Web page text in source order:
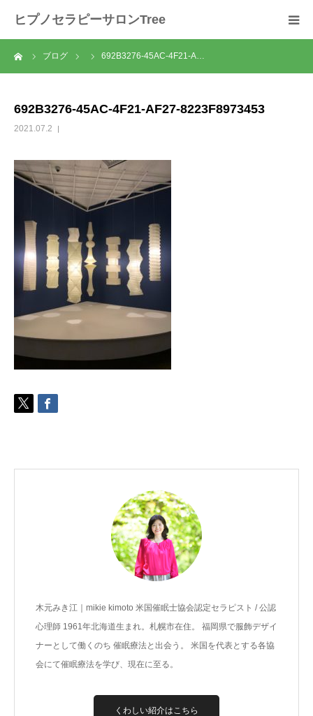
ヒプノセラピーサロンTree
ブログ 692B3276-45AC-4F21-A…
692B3276-45AC-4F21-AF27-8223F8973453
2021.07.2
木元みき江｜mikie kimoto 米国催眠士協会認定セラピスト / 公認
心理師 1961年北海道生まれ。札幌市在住。 福岡県で服飾デザイ
ナーとして働くのち 催眠療法と出会う。 米国を代表とする各協
会にて催眠療法を学び、現在に至る。
くわしい紹介はこちら
ホーム
セラピーの流れ
料金
スクール
ご予約